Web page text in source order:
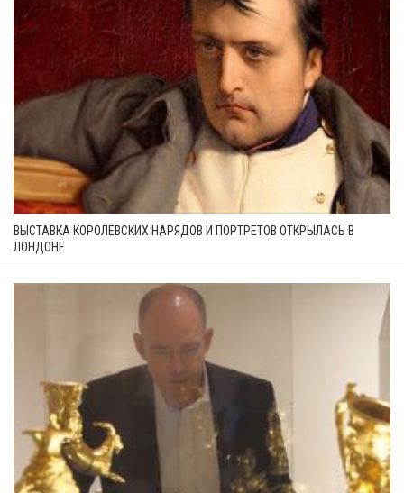
ВЫСТАВКА КОРОЛЕВСКИХ НАРЯДОВ И ПОРТРЕТОВ ОТКРЫЛАСЬ В
ЛОНДОНЕ